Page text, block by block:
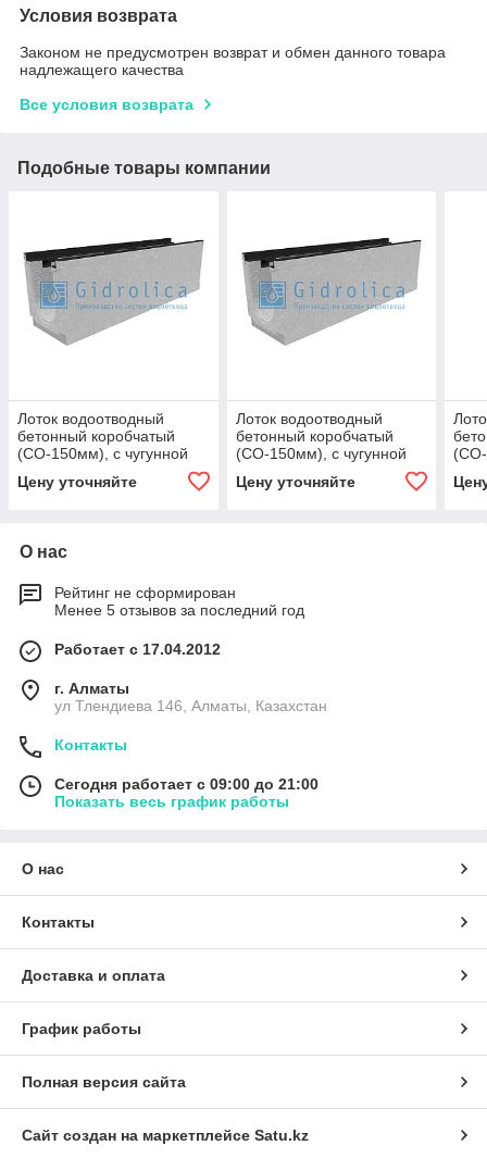
Условия возврата
Законом не предусмотрен возврат и обмен данного товара
надлежащего качества
Все условия возврата
Подобные товары компании
Лоток водоотводный
бетонный коробчатый
(СО-150мм), с чугунной
насадкой, с уклоном 0,5%
КUу 100.24,8
Цену уточняйте
Лоток водоотводный
бетонный коробчатый
(СО-150мм), с чугунной
насадкой, с уклоном 0,5%
КUу 100.24,8
Цену уточняйте
(СО-
КUу
О нас
Рейтинг не сформирован
Менее 5 отзывов за последний год
Работает с 17.04.2012
г. Алматы
ул Тлендиева 146, Алматы, Казахстан
Контакты
Сегодня работает с 09:00 до 21:00
Показать весь график работы
О нас
Контакты
Доставка и оплата
График работы
Полная версия сайта
Сайт создан на маркетплейсе Satu.kz